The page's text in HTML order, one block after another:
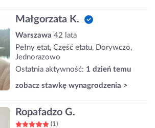
Małgorzata K.
Warszawa 42 lata
Pełny etat, Część etatu, Dorywczo,
Jednorazowo
Ostatnia aktywność: 1 dzień temu
zobacz stawkę wynagrodzenia >
Ropafadzo G.
(1)